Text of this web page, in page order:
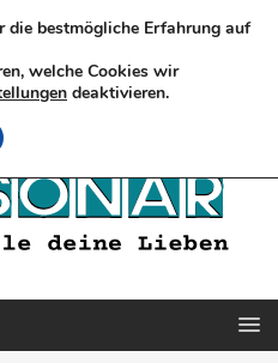
die bestmögliche Erfahrung auf
welche Cookies wir
deaktivieren.